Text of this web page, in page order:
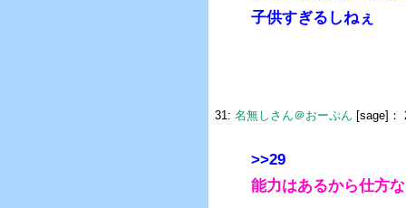
子供すぎるしねぇ
31: 名無しさん＠おーぷん [sage]：
>>29
能力はあるから仕方